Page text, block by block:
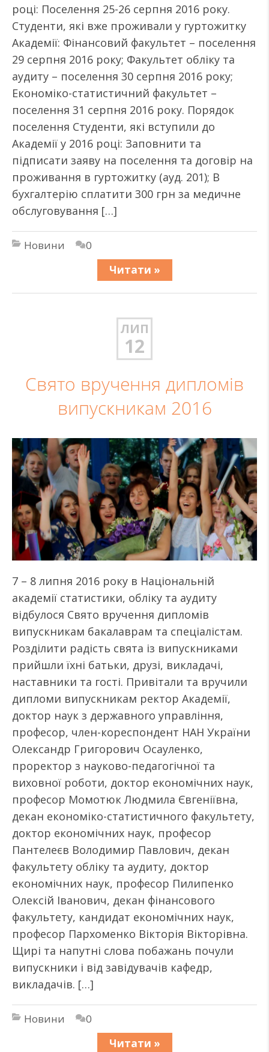
році: Поселення 25-26 серпня 2016 року.
Студенти, які вже проживали у гуртожитку
Академії: Фінансовий факультет – поселення
29 серпня 2016 року; Факультет обліку та
аудиту – поселення 30 серпня 2016 року;
Економіко-статистичний факультет –
поселення 31 серпня 2016 року. Порядок
поселення Студенти, які вступили до
Академії у 2016 році: Заповнити та
підписати заяву на поселення та договір на
проживання в гуртожитку (ауд. 201); В
бухгалтерію сплатити 300 грн за медичне
обслуговування […]
Новини
0
Читати »
ЛИП
12
Свято вручення дипломів
випускникам 2016
7 – 8 липня 2016 року в Національній
академії статистики, обліку та аудиту
відбулося Свято вручення дипломів
випускникам бакалаврам та спеціалістам.
Розділити радість свята із випускниками
прийшли їхні батьки, друзі, викладачі,
наставники та гості. Привітали та вручили
дипломи випускникам ректор Академії,
доктор наук з державного управління,
професор, член-кореспондент НАН України
Олександр Григорович Осауленко,
проректор з науково-педагогічної та
виховної роботи, доктор економічних наук,
професор Момотюк Людмила Євгеніївна,
декан економіко-статистичного факультету,
доктор економічних наук, професор
Пантелеєв Володимир Павлович, декан
факультету обліку та аудиту, доктор
економічних наук, професор Пилипенко
Олексій Іванович, декан фінансового
факультету, кандидат економічних наук,
професор Пархоменко Вікторія Вікторівна.
Щирі та напутні слова побажань почули
випускники і від завідувачів кафедр,
викладачів. […]
Новини
0
Читати »